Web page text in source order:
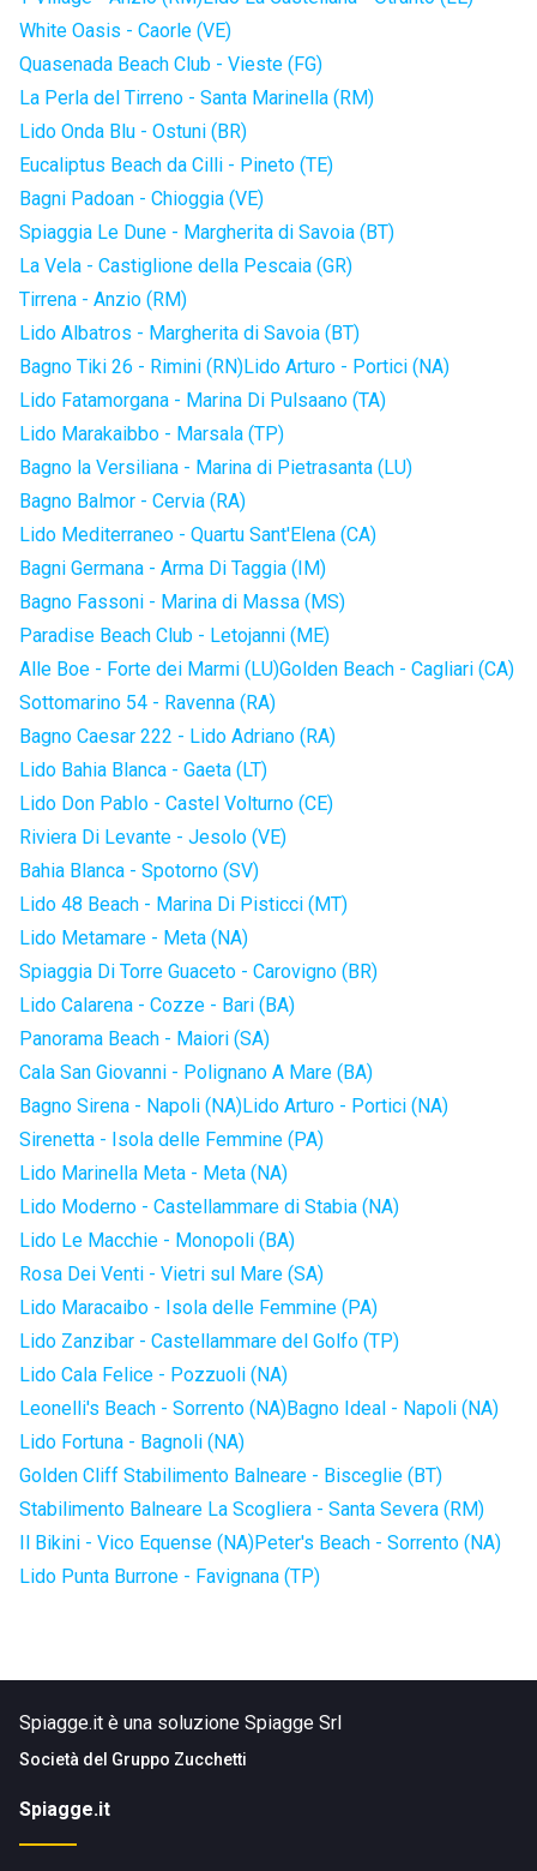
White Oasis - Caorle (VE)
Quasenada Beach Club - Vieste (FG)
La Perla del Tirreno - Santa Marinella (RM)
Lido Onda Blu - Ostuni (BR)
Eucaliptus Beach da Cilli - Pineto (TE)
Bagni Padoan - Chioggia (VE)
Spiaggia Le Dune - Margherita di Savoia (BT)
La Vela - Castiglione della Pescaia (GR)
Tirrena - Anzio (RM)
Lido Albatros - Margherita di Savoia (BT)
Bagno Tiki 26 - Rimini (RN)Lido Arturo - Portici (NA)
Lido Fatamorgana - Marina Di Pulsaano (TA)
Lido Marakaibbo - Marsala (TP)
Bagno la Versiliana - Marina di Pietrasanta (LU)
Bagno Balmor - Cervia (RA)
Lido Mediterraneo - Quartu Sant'Elena (CA)
Bagni Germana - Arma Di Taggia (IM)
Bagno Fassoni - Marina di Massa (MS)
Paradise Beach Club - Letojanni (ME)
Alle Boe - Forte dei Marmi (LU)Golden Beach - Cagliari (CA)
Sottomarino 54 - Ravenna (RA)
Bagno Caesar 222 - Lido Adriano (RA)
Lido Bahia Blanca - Gaeta (LT)
Lido Don Pablo - Castel Volturno (CE)
Riviera Di Levante - Jesolo (VE)
Bahia Blanca - Spotorno (SV)
Lido 48 Beach - Marina Di Pisticci (MT)
Lido Metamare - Meta (NA)
Spiaggia Di Torre Guaceto - Carovigno (BR)
Lido Calarena - Cozze - Bari (BA)
Panorama Beach - Maiori (SA)
Cala San Giovanni - Polignano A Mare (BA)
Bagno Sirena - Napoli (NA)Lido Arturo - Portici (NA)
Sirenetta - Isola delle Femmine (PA)
Lido Marinella Meta - Meta (NA)
Lido Moderno - Castellammare di Stabia (NA)
Lido Le Macchie - Monopoli (BA)
Rosa Dei Venti - Vietri sul Mare (SA)
Lido Maracaibo - Isola delle Femmine (PA)
Lido Zanzibar - Castellammare del Golfo (TP)
Lido Cala Felice - Pozzuoli (NA)
Leonelli's Beach - Sorrento (NA)Bagno Ideal - Napoli (NA)
Lido Fortuna - Bagnoli (NA)
Golden Cliff Stabilimento Balneare - Bisceglie (BT)
Stabilimento Balneare La Scogliera - Santa Severa (RM)
Il Bikini - Vico Equense (NA)Peter's Beach - Sorrento (NA)
Lido Punta Burrone - Favignana (TP)
Spiagge.it è una soluzione Spiagge Srl
Società del Gruppo Zucchetti
Spiagge.it